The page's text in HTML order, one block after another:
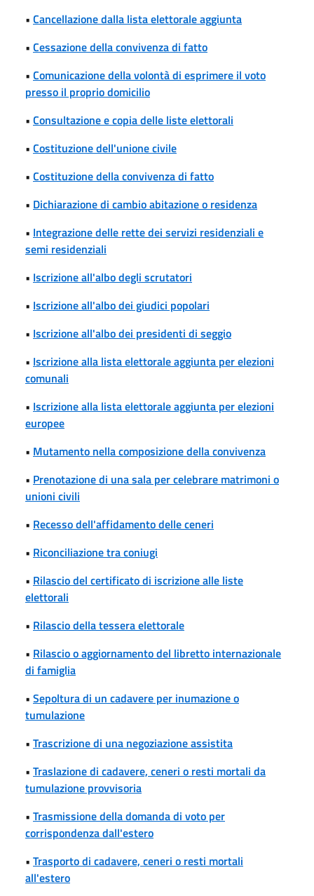
• Cancellazione dalla lista elettorale aggiunta
• Cessazione della convivenza di fatto
• Comunicazione della volontà di esprimere il voto
presso il proprio domicilio
• Consultazione e copia delle liste elettorali
• Costituzione dell'unione civile
• Costituzione della convivenza di fatto
• Dichiarazione di cambio abitazione o residenza
• Integrazione delle rette dei servizi residenziali e
semi residenziali
• Iscrizione all'albo degli scrutatori
• Iscrizione all'albo dei giudici popolari
• Iscrizione all'albo dei presidenti di seggio
• Iscrizione alla lista elettorale aggiunta per elezioni
comunali
• Iscrizione alla lista elettorale aggiunta per elezioni
europee
• Mutamento nella composizione della convivenza
• Prenotazione di una sala per celebrare matrimoni o
unioni civili
• Recesso dell'affidamento delle ceneri
• Riconciliazione tra coniugi
• Rilascio del certificato di iscrizione alle liste
elettorali
• Rilascio della tessera elettorale
• Rilascio o aggiornamento del libretto internazionale
di famiglia
• Sepoltura di un cadavere per inumazione o
tumulazione
• Trascrizione di una negoziazione assistita
• Traslazione di cadavere, ceneri o resti mortali da
tumulazione provvisoria
• Trasmissione della domanda di voto per
corrispondenza dall'estero
• Trasporto di cadavere, ceneri o resti mortali
all'estero